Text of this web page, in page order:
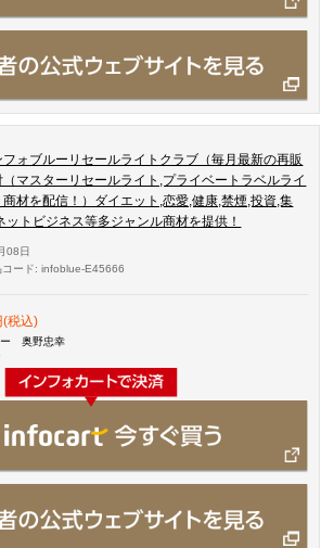
フォブルーリセールライトクラブ（毎月最新の再販
（マスターリセールライト,プライベートラベルライ
商材を配信！）ダイエット,恋愛,健康,禁煙,投資,集
ットビジネス等多ジャンル商材を提供！
08日
コード: infoblue-E45666
(税込)
ー 奥野忠幸